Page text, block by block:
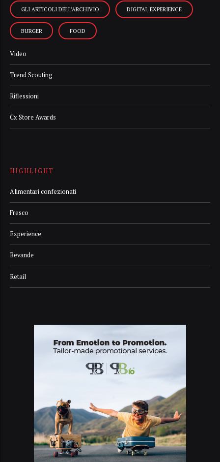
GLI ARTICOLI DELL’ARCHIVIO DIGITAL EXPERIENCE
BURGER FOOD
Video
Trend Scouting
Riflessioni
Cx Store Awards
HIGHLIGHT
Alimentari confezionati
Fresco
Experience
Bevande
Retail